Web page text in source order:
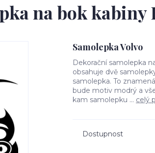
na bok kabiny
Samolepka Volvo
Dekorační samolepka
obsahuje dvě
samolepka. To
bude motiv modrý a
kam samolepku ... celý
Dostupnost